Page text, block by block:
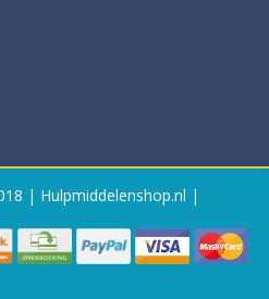
| Hulpmiddelenshop.nl |